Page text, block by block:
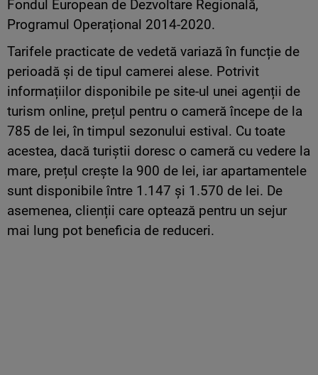
Fondul European de Dezvoltare Regională,
Programul Operațional 2014-2020.
Tarifele practicate de vedetă variază în funcție de
perioadă și de tipul camerei alese. Potrivit
informațiilor disponibile pe site-ul unei agenții de
turism online, prețul pentru o cameră începe de la
785 de lei, în timpul sezonului estival. Cu toate
acestea, dacă turiștii doresc o cameră cu vedere la
mare, prețul crește la 900 de lei, iar apartamentele
sunt disponibile între 1.147 și 1.570 de lei. De
asemenea, clienții care optează pentru un sejur
mai lung pot beneficia de reduceri.